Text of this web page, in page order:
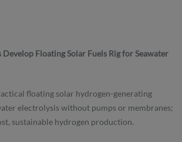
Floating Solar Fuels Rig for Seawater
floating solar hydrogen-generating
electrolysis without pumps or membranes;
sustainable hydrogen production.